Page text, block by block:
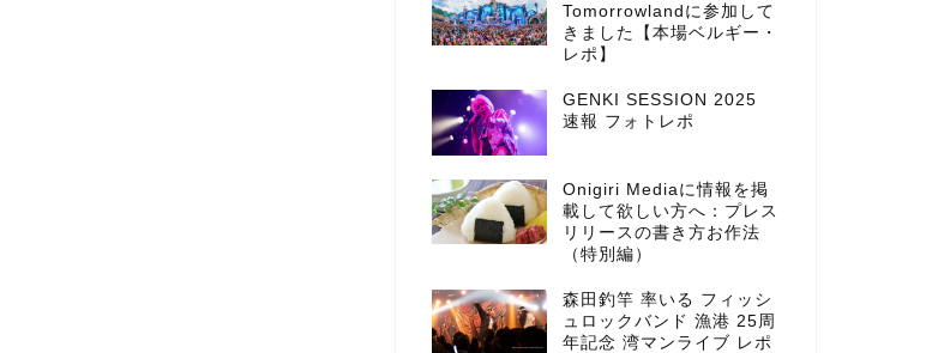
Tomorrowlandに参加して
きました【本場ベルギー・
レポ】
GENKI SESSION 2025
速報 フォトレポ
Onigiri Mediaに情報を掲
載して欲しい方へ：プレス
リリースの書き方お作法
（特別編）
森田釣竿 率いる フィッシ
ュロックバンド 漁港 25周
年記念 湾マンライブ レポ